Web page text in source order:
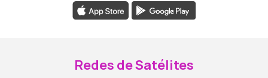
Redes de Satélites